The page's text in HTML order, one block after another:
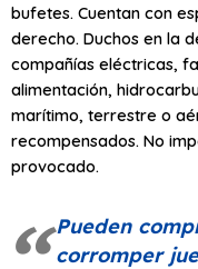
bufetes. Cuentan con
derecho. Duchos en la
compañías eléctricas,
alimentación,
marítimo, terrestre o
recompensados. No
provocado.
Pueden
corromper